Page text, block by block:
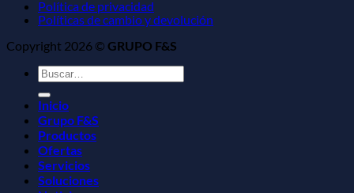
Política de privacidad
Políticas de cambio y devolución
Copyright 2026 © GRUPO F&S
Buscar
por:
Inicio
Grupo F&S
Productos
Ofertas
Servicios
Soluciones